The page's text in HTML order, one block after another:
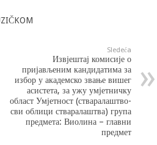
Sledeća
Извјештај комисије о
пријављеним кандидатима за
избор у академско звање вишег
асистета, за ужу умјетничку
област Умјетност (стваралаштво-
сви облици стваралаштва) група
предмета: Виолина – главни
предмет